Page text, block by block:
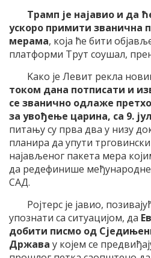
Трамп је најавио и да
ускоро примити званична
мерама, која ће бити
платформи Трут соушал,
Kако је Левит рекла
током дана потписати и
се званично одлаже
за увођење царина, са 9.
питању су прва два у низу
планира да упути
најављеног пакета мера
да редефинише међународне
САД.
Ројтерс је јавио,
упознати са ситуацијом, да
добити писмо од
Држава у којем се